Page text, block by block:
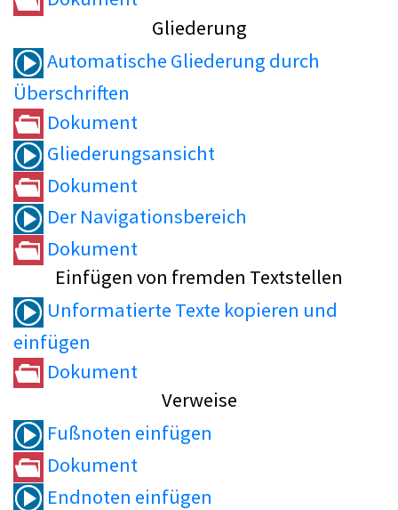
Gliederung
Automatische Gliederung durch
Überschriften
Dokument
Gliederungsansicht
Dokument
Der Navigationsbereich
Dokument
Einfügen von fremden Textstellen
Unformatierte Texte kopieren und
einfügen
Dokument
Verweise
Fußnoten einfügen
Dokument
Endnoten einfügen